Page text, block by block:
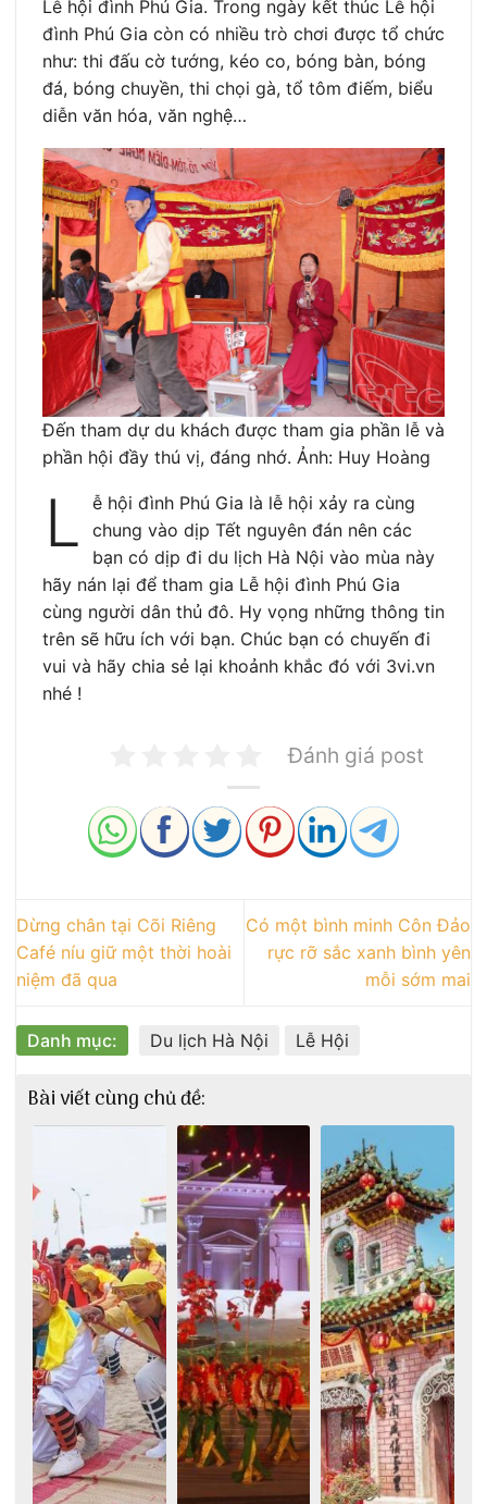
Lễ hội đình Phú Gia. Trong ngày kết thúc Lễ hội
đình Phú Gia còn có nhiều trò chơi được tổ chức
như: thi đấu cờ tướng, kéo co, bóng bàn, bóng
đá, bóng chuyền, thi chọi gà, tổ tôm điếm, biểu
diễn văn hóa, văn nghệ…
Đến tham dự du khách được tham gia phần lễ và
phần hội đầy thú vị, đáng nhớ. Ảnh: Huy Hoàng
L
ễ hội đình Phú Gia là lễ hội xảy ra cùng
chung vào dịp Tết nguyên đán nên các
bạn có dịp đi du lịch Hà Nội vào mùa này
hãy nán lại để tham gia Lễ hội đình Phú Gia
cùng người dân thủ đô. Hy vọng những thông tin
trên sẽ hữu ích với bạn. Chúc bạn có chuyến đi
vui và hãy chia sẻ lại khoảnh khắc đó với 3vi.vn
nhé !
Đánh giá post
Dừng chân tại Cõi Riêng
Café níu giữ một thời hoài
niệm đã qua
Có một bình minh Côn Đảo
rực rỡ sắc xanh bình yên
mỗi sớm mai
Danh mục: Du lịch Hà Nội Lễ Hội
Bài viết cùng chủ đề: